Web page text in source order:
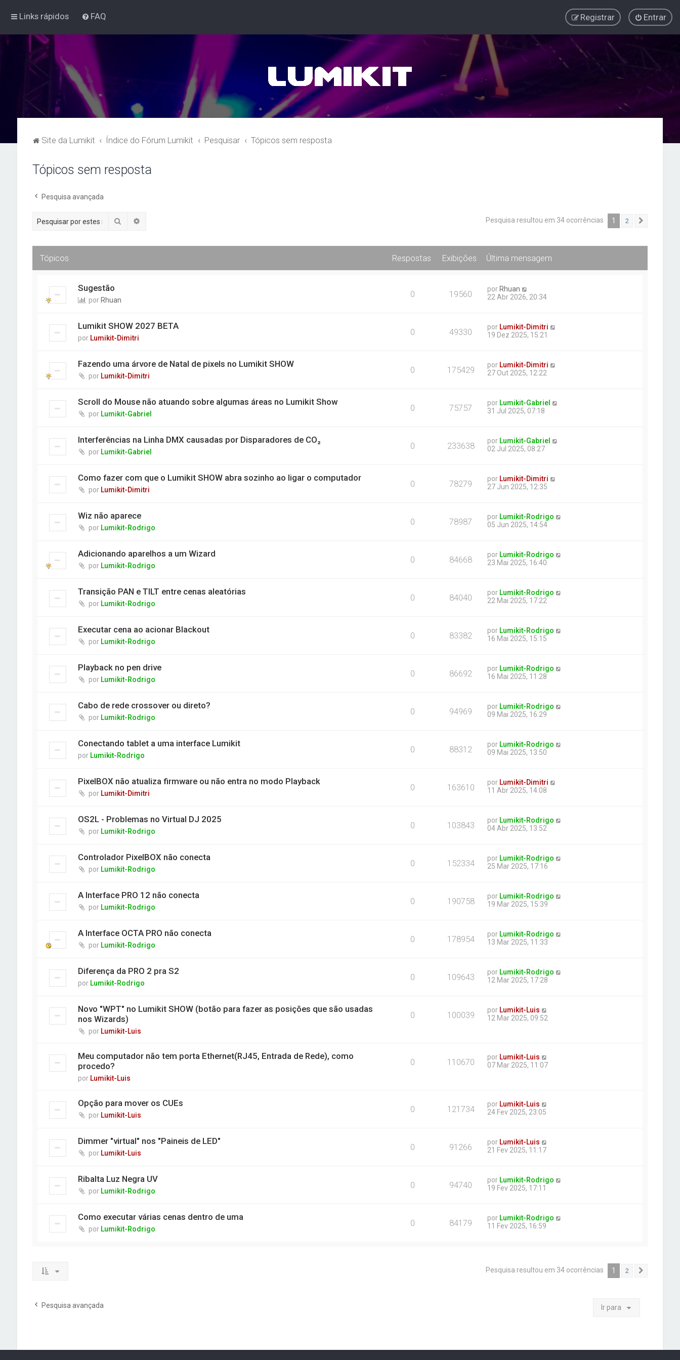
Links rápidos FAQ Entrar
Registrar
Site da Lumikit Índice do Fórum Lumikit Pesquisar Tópicos sem resposta
Tópicos sem resposta
Pesquisa avançada
Pesquisar Pesquisa resultou em 34 ocorrências 1 2
Tópicos Respostas Exibições Última mensagem
Sugestão
por Rhuan
0 19560 por Rhuan
22 Abr 2026, 20:34
Lumikit SHOW 2027 BETA
por Lumikit-Dimitri
0 49330 por Lumikit-Dimitri
19 Dez 2025, 15:21
Fazendo uma árvore de Natal de pixels no Lumikit SHOW
por Lumikit-Dimitri
0 175429 por Lumikit-Dimitri
27 Out 2025, 12:22
Scroll do Mouse não atuando sobre algumas áreas no Lumikit Show
por Lumikit-Gabriel
0 75757 por Lumikit-Gabriel
31 Jul 2025, 07:18
Interferências na Linha DMX causadas por Disparadores de CO₂
por Lumikit-Gabriel
0 233638 por Lumikit-Gabriel
02 Jul 2025, 08:27
Como fazer com que o Lumikit SHOW abra sozinho ao ligar o computador
por Lumikit-Dimitri
0 78279 por Lumikit-Dimitri
27 Jun 2025, 12:35
Wiz não aparece
por Lumikit-Rodrigo
0 78987 por Lumikit-Rodrigo
05 Jun 2025, 14:54
Adicionando aparelhos a um Wizard
por Lumikit-Rodrigo
0 84668 por Lumikit-Rodrigo
23 Mai 2025, 16:40
Transição PAN e TILT entre cenas aleatórias
por Lumikit-Rodrigo
0 84040 por Lumikit-Rodrigo
22 Mai 2025, 17:22
Executar cena ao acionar Blackout
por Lumikit-Rodrigo
0 83382 por Lumikit-Rodrigo
16 Mai 2025, 15:15
Playback no pen drive
por Lumikit-Rodrigo
0 86692 por Lumikit-Rodrigo
16 Mai 2025, 11:28
Cabo de rede crossover ou direto?
por Lumikit-Rodrigo
0 94969 por Lumikit-Rodrigo
09 Mai 2025, 16:29
Conectando tablet a uma interface Lumikit
por Lumikit-Rodrigo
0 88312 por Lumikit-Rodrigo
09 Mai 2025, 13:50
PixelBOX não atualiza firmware ou não entra no modo Playback
por Lumikit-Dimitri
0 163610 por Lumikit-Dimitri
11 Abr 2025, 14:08
OS2L - Problemas no Virtual DJ 2025
por Lumikit-Rodrigo
0 103843 por Lumikit-Rodrigo
04 Abr 2025, 13:52
Controlador PixelBOX não conecta
por Lumikit-Rodrigo
0 152334 por Lumikit-Rodrigo
25 Mar 2025, 17:16
A Interface PRO 12 não conecta
por Lumikit-Rodrigo
0 190758 por Lumikit-Rodrigo
19 Mar 2025, 15:39
A Interface OCTA PRO não conecta
por Lumikit-Rodrigo
0 178954 por Lumikit-Rodrigo
13 Mar 2025, 11:33
Diferença da PRO 2 pra S2
por Lumikit-Rodrigo
0 109643 por Lumikit-Rodrigo
12 Mar 2025, 17:28
Novo "WPT" no Lumikit SHOW (botão para fazer as posições que são usadas
nos Wizards)
por Lumikit-Luis
0 100039 por Lumikit-Luis
12 Mar 2025, 09:52
Meu computador não tem porta Ethernet(RJ45, Entrada de Rede), como
procedo?
por Lumikit-Luis
0 110670 por Lumikit-Luis
07 Mar 2025, 11:07
Opção para mover os CUEs
por Lumikit-Luis
0 121734 por Lumikit-Luis
24 Fev 2025, 23:05
Dimmer "virtual" nos "Paineis de LED"
por Lumikit-Luis
0 91266 por Lumikit-Luis
21 Fev 2025, 11:17
Ribalta Luz Negra UV
por Lumikit-Rodrigo
0 94740 por Lumikit-Rodrigo
19 Fev 2025, 17:11
Como executar várias cenas dentro de uma
por Lumikit-Rodrigo
0 84179 por Lumikit-Rodrigo
11 Fev 2025, 16:59
Pesquisa resultou em 34 ocorrências 1 2
Pesquisa avançada Ir para